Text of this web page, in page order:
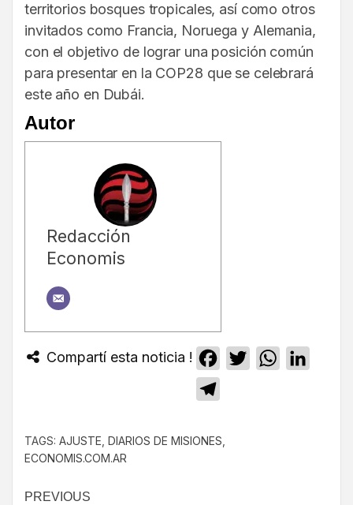
territorios bosques tropicales, así como otros
invitados como Francia, Noruega y Alemania,
con el objetivo de lograr una posición común
para presentar en la COP28 que se celebrará
este año en Dubái.
Autor
Redacción
Economis
Compartí esta noticia ! Facebook
TwitterWhatsApp
TAGS: AJUSTE DIARIOS DE MISIONES
ECONOMIS.COM.AR
PREVIOUS